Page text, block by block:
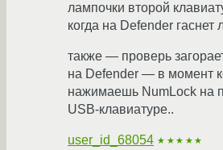
лампочки второй
когда на Defender гаснет
также — проверь
на Defender — в момент
нажимаешь NumLock на
USB-клавиатуре..
user_id_68054 ★★★★★